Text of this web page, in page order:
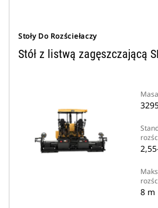
Stoły Do Rozściełaczy
Stół z listwą zagęszczającą
8 m